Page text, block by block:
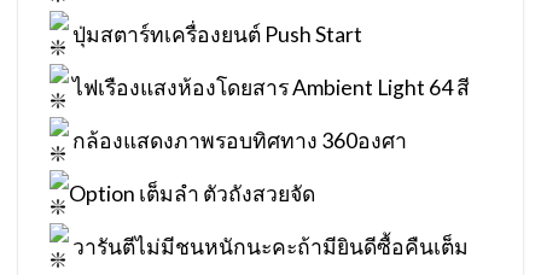
ปุ่มสตาร์ทเครื่องยนต์ Push Start
ไฟเรืองแสงห้องโดยสาร Ambient Light 64 สี
กล้องแสดงภาพรอบทิศทาง 360องศา
Option เต็มลำ ตัวถังสวยจัด
วารันตีไม่มีชนหนักนะคะถ้ามียินดีซื้อคืนเต็ม